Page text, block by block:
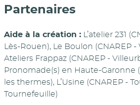
Partenaires
Aide à la création : L’atelier 231
Lès-Rouen), Le Boulon (CNAREP
Ateliers Frappaz (CNAREP -
Pronomade(s) en Haute-Garonne
les thermes), L’Usine (CNAREP -
Tournefeuille)